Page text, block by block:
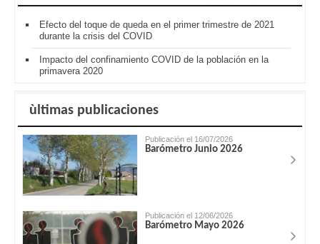
Efecto del toque de queda en el primer trimestre de 2021
durante la crisis del COVID
Impacto del confinamiento COVID de la población en la
primavera 2020
ùltimas publicaciones
Publicación el 16/07/2026
Barómetro Junio 2026
Publicación el 12/06/2026
Barómetro Mayo 2026